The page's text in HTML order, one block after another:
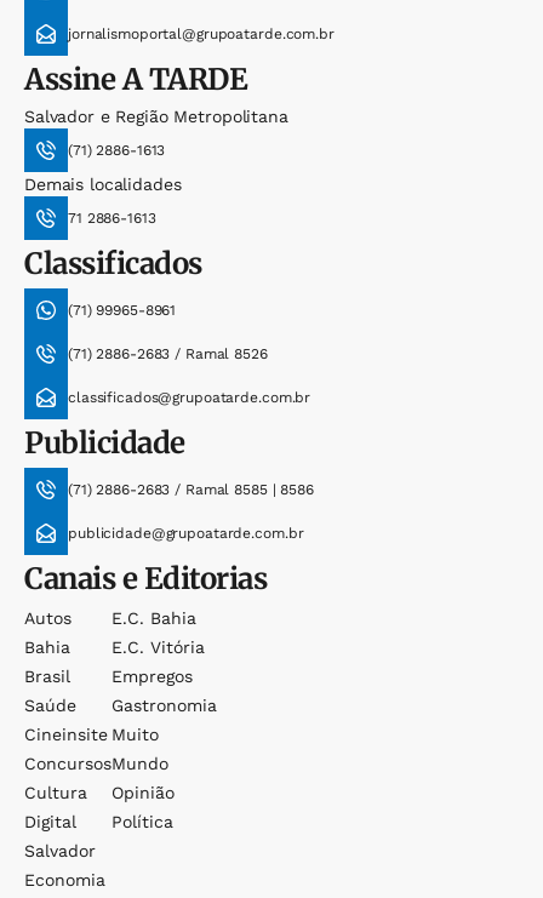
jornalismoportal@grupoatarde.com.br
AssineA TARDE
Salvador e Região Metropolitana
(71) 2886-1613
Demais localidades
71 2886-1613
Classificados
(71) 99965-8961
(71) 2886-2683 / Ramal 8526
classificados@grupoatarde.com.br
Publicidade
(71) 2886-2683 / Ramal 8585 | 8586
publicidade@grupoatarde.com.br
Canais e Editorias
Autos
Bahia
Brasil
Saúde
Cineinsite
Concursos
Cultura
Digital
Salvador
Economia
E.c. Bahia
E.c. Vitória
Empregos
Gastronomia
Muito
Mundo
Opinião
Política